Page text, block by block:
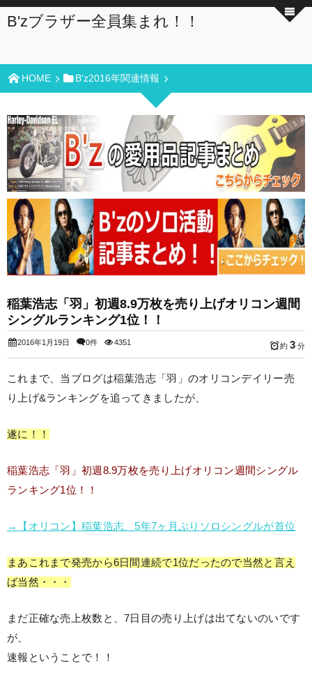
B'zブラザー全員集まれ！！
HOME B'z2016年関連情報
稲葉浩志「羽」初週8.9万枚を売り上げオリコン週間
シングルランキング1位！！
2016年1月19日 0件 4351 約 3 分
これまで、当ブログは稲葉浩志「羽」のオリコンデイリー売
り上げ&ランキングを追ってきましたが、
遂に！！
稲葉浩志「羽」初週8.9万枚を売り上げオリコン週間シングル
ランキング1位！！
→【オリコン】稲葉浩志、5年7ヶ月ぶりソロシングルが首位
まあこれまで発売から6日間連続で1位だったので当然と言え
ば当然・・・
まだ正確な売上枚数と、7日目の売り上げは出てないのいです
が、
速報ということで！！